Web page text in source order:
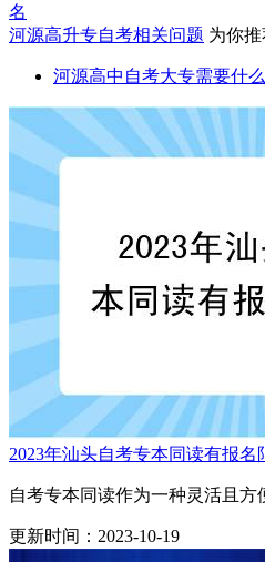
名
河源高升专自考相关问题 为你
河源高中自考大专需要什
2023年汕头自考专本同读有报名
自考专本同读作为一种灵活且
更新时间：2023-10-19